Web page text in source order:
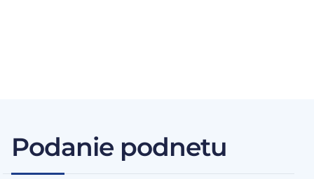
Podanie podnetu